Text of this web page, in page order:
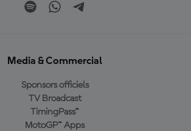
Media & Commercial
Sponsors officiels
TV Broadcast
TimingPass™
MotoGP™ Apps